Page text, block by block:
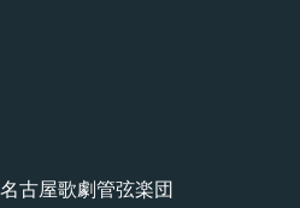
古屋歌劇管弦楽団